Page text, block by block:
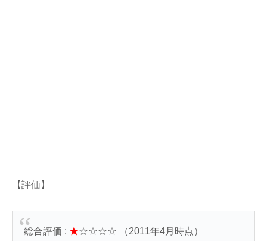
【評価】
総合評価 :★☆☆☆☆ （2011年4月時点）